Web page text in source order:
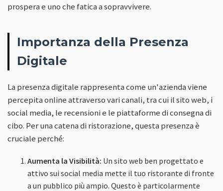
prospera e uno che fatica a sopravvivere.
Importanza della Presenza
Digitale
La presenza digitale rappresenta come un'azienda viene
percepita online attraverso vari canali, tra cui il sito web, i
social media, le recensioni e le piattaforme di consegna di
cibo. Per una catena di ristorazione, questa presenza è
cruciale perché:
Aumenta la Visibilità: Un sito web ben progettato e
attivo sui social media mette il tuo ristorante di fronte
a un pubblico più ampio. Questo è particolarmente